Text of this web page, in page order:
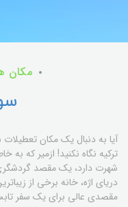
مکان
آیا به دنبال یک مکان
ترکیه نگاه نکنید! ازمیر که به
شهرت دارد، یک مقصد
دریای اژه، خانه برخی از
مقصدی عالی برای یک سفر